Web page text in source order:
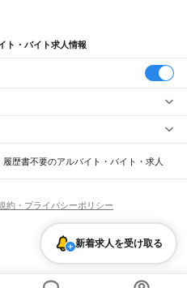
ト・バイト求人情報
石橋駅 雀宮駅 宇都宮駅 岡本駅
那須塩原駅黒磯駅
小塙駅滝駅
い・洗い場精肉・鮮魚加工
バー（BAR）・バーテンダー
（店長・マネージャー）
髪型・髪色自由ひげOKネイルOK
留学生・外国人活躍中
履歴書不要 仕分け
履歴書不要のアルバイト・バイト・求人
新着求人を受け取る
約・プライバシーポリシー